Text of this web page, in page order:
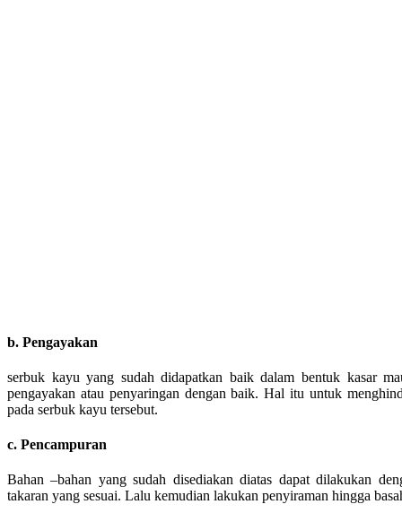
b. Pengayakan
serbuk kayu yang sudah didapatkan baik dalam bentuk kasar
pengayakan atau penyaringan dengan baik. Hal itu untuk
pada serbuk kayu tersebut.
c. Pencampuran
Bahan –bahan yang sudah disediakan diatas dapat dilakukan
takaran yang sesuai. Lalu kemudian lakukan penyiraman hingga